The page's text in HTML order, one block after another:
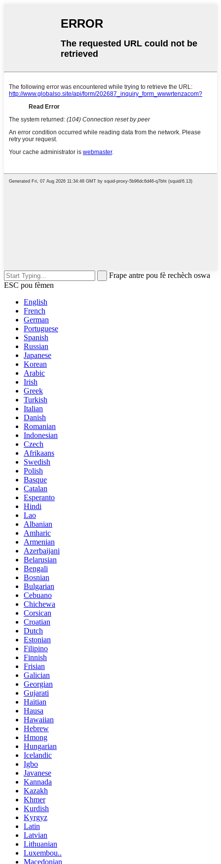
Frape antre pou fè rechèch oswa
ESC pou fèmen
English
French
German
Portuguese
Spanish
Russian
Japanese
Korean
Arabic
Irish
Greek
Turkish
Italian
Danish
Romanian
Indonesian
Czech
Afrikaans
Swedish
Polish
Basque
Catalan
Esperanto
Hindi
Lao
Albanian
Amharic
Armenian
Azerbaijani
Belarusian
Bengali
Bosnian
Bulgarian
Cebuano
Chichewa
Corsican
Croatian
Dutch
Estonian
Filipino
Finnish
Frisian
Galician
Georgian
Gujarati
Haitian
Hausa
Hawaiian
Hebrew
Hmong
Hungarian
Icelandic
Igbo
Javanese
Kannada
Kazakh
Khmer
Kurdish
Kyrgyz
Latin
Latvian
Lithuanian
Luxembou..
Macedonian